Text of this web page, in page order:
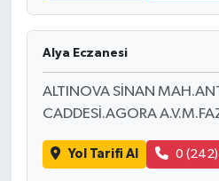
Alya Eczanesi
ALTINOVA SİNAN
CADDESİ.AGORA
Yol Tarifi Al 0